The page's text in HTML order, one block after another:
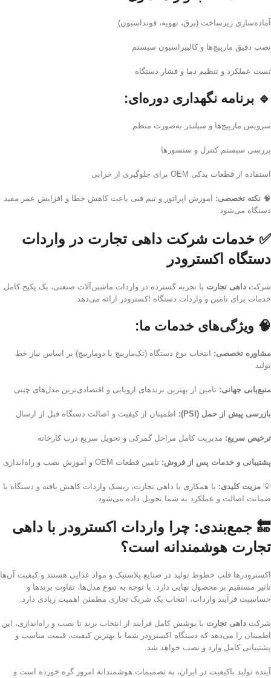
آماده‌سازی زیرساخت (برق، تهویه، فونداسیون)
نصب دقیق مارپیچ‌ها و کالیبراسیون سیستم
تست عملکرد و تنظیم دما و فشار دستگاه
🔹 برنامه نگهداری دوره‌ای:
سرویس مارپیچ‌ها و سیلندر به‌صورت منظم
بررسی سیستم کنترل و سنسورها
استفاده از قطعات یدکی OEM برای جلوگیری از خرابی
🧠 نکته تخصصی: آموزش اپراتور و تیم فنی باعث کاهش خطا و افزایش عمر مفید
دستگاه می‌شود.
✅ خدمات شرکت داهی تجارت در واردات
دستگاه اکسترودر
شرکت داهی تجارت با تجربه گسترده در واردات ماشین‌آلات صنعتی، یک پکیج کامل
خدمات برای تامین و واردات دستگاه اکسترودر ارائه می‌دهد.
🧠 ویژگی‌های خدمات ما:
مشاوره تخصصی: انتخاب نوع دستگاه (تک‌مارپیچ یا دومارپیچ) بر اساس نیاز خط
تولید
منبع‌یابی جهانی: تامین از بهترین برندهای اروپایی و اقتصادی‌ترین مدل‌های چینی
بازرسی پیش از حمل (PSI): اطمینان از کیفیت و اصالت دستگاه قبل از ارسال
ترخیص سریع: مدیریت کامل مراحل گمرکی و تحویل سریع درب کارخانه
پشتیبانی و خدمات پس از فروش: تامین قطعات OEM و آموزش نصب و راه‌اندازی
💡 مزیت کلیدی: با همکاری با داهی تجارت، ریسک واردات کاهش یافته و دستگاه با
ضمانت اصالت و عملکرد به شما تحویل داده می‌شود.
🔚 جمع‌بندی: چرا واردات اکسترودر با داهی
تجارت هوشمندانه است؟
اکسترودرها قلب خطوط تولید در صنایع پلاستیک و مواد غذایی هستند و کیفیت آن‌ها
تاثیر مستقیم بر محصول نهایی دارد. با توجه به تنوع مدل‌ها، تفاوت برندها و
حساسیت فرآیند واردات، انتخاب یک شریک تجاری مطمئن اهمیت زیادی دارد.
شرکت داهی تجارت با پوشش کامل فرآیند از انتخاب برند تا نصب و راه‌اندازی، این
اطمینان را می‌دهد که دستگاه اکسترودر شما با بهترین کیفیت، قیمت مناسب و
پشتیبانی کامل وارد و نصب خواهد شد.
آینده تولید باکیفیت در ایران، به تصمیمات هوشمندانه امروز گره خورده است و